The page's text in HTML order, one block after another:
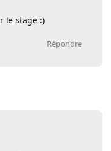
le stage :)
Répondre